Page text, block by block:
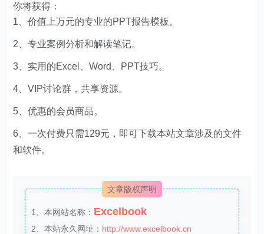
你将获得：
1、价值上万元的专业的PPT报告模板。
2、专业案例分析和解读笔记。
3、实用的Excel、Word、PPT技巧。
4、VIP讨论群，共享资源。
5、优惠的会员商品。
6、一次付费只需129元，即可下载本站文章涉及的文件
和软件。
文章版权声明
1、本网站名称： Excelbook
2、本站永久网址： http://www.excelbook.cn